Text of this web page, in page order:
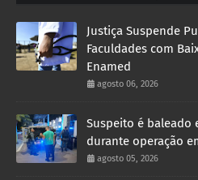
Justiça Suspende
Faculdades com
Enamed
agosto 06, 2026
Suspeito é baleado
durante operação
agosto 05, 2026